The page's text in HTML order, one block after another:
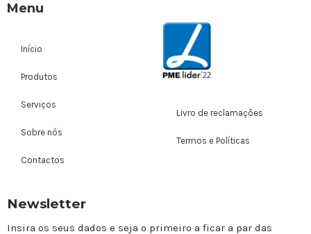
Menu
Início
Produtos
Serviços
Sobre nós
Contactos
Livro de reclamações
Termos e Políticas
Newsletter
Insira os seus dados e seja o primeiro a ficar a par das